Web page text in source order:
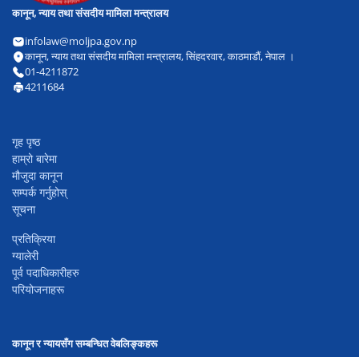
कानून, न्याय तथा संसदीय मामिला मन्त्रालय
infolaw@moljpa.gov.np
कानून, न्याय तथा संसदीय मामिला मन्त्रालय, सिंहदरवार, काठमाडौं, नेपाल ।
01-4211872
4211684
गृह पृष्ठ
हाम्रो बारेमा
मौजुदा कानून
सम्पर्क गर्नुहोस्
सूचना
प्रतिक्रिया
ग्यालेरी
पूर्व पदाधिकारीहरु
परियोजनाहरू
कानून र न्यायसँग सम्बन्धित वेबलिङ्कहरू